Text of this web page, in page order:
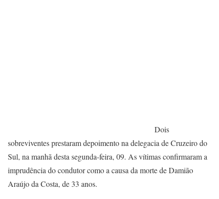
Dois
sobreviventes prestaram depoimento na delegacia de Cruzeiro do
Sul, na manhã desta segunda-feira, 09. As vítimas confirmaram a
imprudência do condutor como a causa da morte de Damião
Araújo da Costa, de 33 anos.